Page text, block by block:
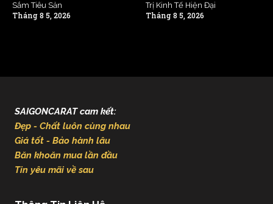
Sắm Tiêu Sản
Tháng 8 5, 2026
Trị Kinh Tế Hiện Đại
Tháng 8 5, 2026
SAIGONCARAT cam kết:
Đẹp - Chất luôn cùng nhau
Giá tốt - Bảo hành lâu
Băn khoăn mua lần đầu
Tin yêu mãi về sau